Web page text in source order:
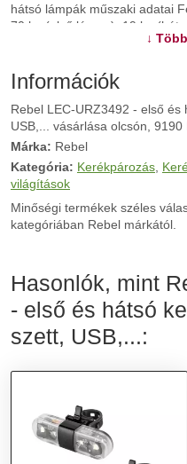
hátsó lámpák műszaki adatai
70 lm (első lámpa); 19 lm
(első lámpa); piros (hátsó
IPX4 Tartós ház Akkumulátor:
idő: kb. 3 óra A készlet
USB kábel
További információk>>
↓
Információk
Rebel LEC-URZ3492 - első és
USB,... vásárlása olcsón,
Márka: Rebel
Kategória: Kerékpározás
világítások
Minőségi termékek széles
kategóriában Rebel márkától.
Hasonlók, mint
- első és hátsó
szett, USB,...: